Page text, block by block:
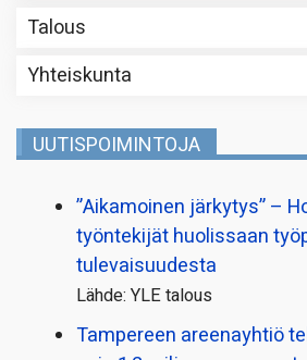
Talous
Yhteiskunta
UUTISPOIMINTOJA
”Aikamoinen järkytys” –
työntekijät huolissaan
tulevaisuudesta
Lähde: YLE talous
Tampereen areenayhtiö